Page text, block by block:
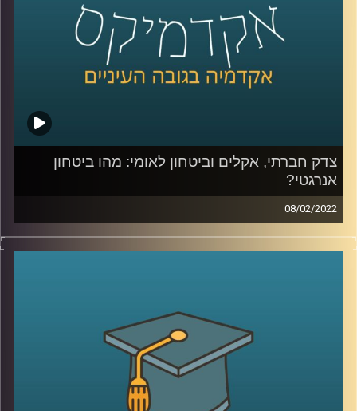
לשיחה שקיימתי עם פרופ' יעל פרג על ביטחון אנרגיה –
צדק חברתי, אקלים וביטחון לאומי: מהו ביטחון
אנרגטי?
08/02/2022
איך מאזנים בין הרצון באספקה תמידית של אנרגיה לכולם לבין
קיימות ועד כמה נסכים לקבל את עליית מחירי החשמל כדי
פרופ' יעל פרג, סגנית דיקן בית הספר לקיימות, התארחה בפרק
הזה והעלתה את הסוגיות החברתיות, סביבתיות וביטחוניות
הנוגעות בביטחון אנרגטי.